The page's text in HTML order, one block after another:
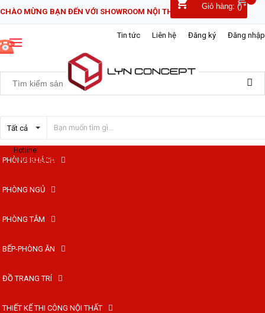
CHÀO MỪNG BẠN ĐẾN VỚI SHOWROOM NỘI THẤT LYN CONCEPT!
Tin tức Liên hệ Đăng ký Đăng nhập
Tất cả
Hotline:
0938820800
Giỏ hàng: ()
PHÒNG KHÁCH
PHÒNG NGỦ
PHÒNG TẮM
BẾP-PHÒNG ĂN
ĐỒ TRANG TRÍ
THIẾT KẾ THI CÔNG NỘI THẤT